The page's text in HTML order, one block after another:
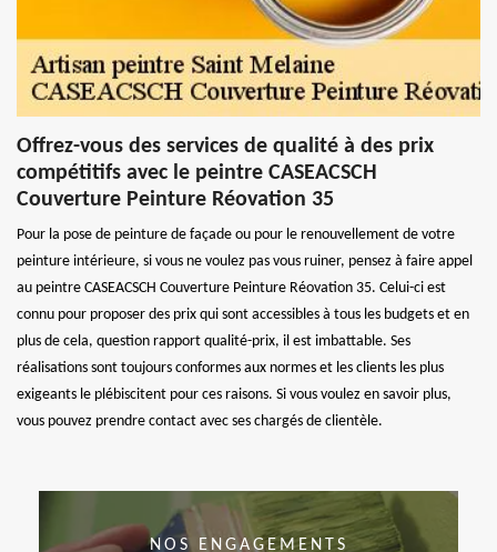
Offrez-vous des services de qualité à des prix
compétitifs avec le peintre CASEACSCH
Couverture Peinture Réovation 35
Pour la pose de peinture de façade ou pour le renouvellement de votre
peinture intérieure, si vous ne voulez pas vous ruiner, pensez à faire appel
au peintre CASEACSCH Couverture Peinture Réovation 35. Celui-ci est
connu pour proposer des prix qui sont accessibles à tous les budgets et en
plus de cela, question rapport qualité-prix, il est imbattable. Ses
réalisations sont toujours conformes aux normes et les clients les plus
exigeants le plébiscitent pour ces raisons. Si vous voulez en savoir plus,
vous pouvez prendre contact avec ses chargés de clientèle.
NOS ENGAGEMENTS